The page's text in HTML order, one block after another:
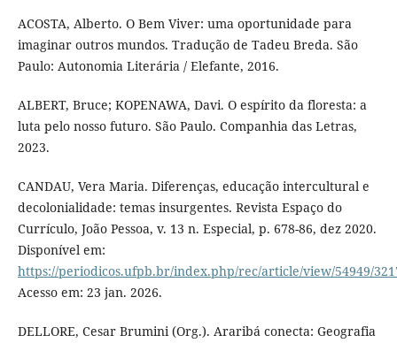
ACOSTA, Alberto. O Bem Viver: uma oportunidade para
imaginar outros mundos. Tradução de Tadeu Breda. São
Paulo: Autonomia Literária / Elefante, 2016.
ALBERT, Bruce; KOPENAWA, Davi. O espírito da floresta: a
luta pelo nosso futuro. São Paulo. Companhia das Letras,
2023.
CANDAU, Vera Maria. Diferenças, educação intercultural e
decolonialidade: temas insurgentes. Revista Espaço do
Currículo, João Pessoa, v. 13 n. Especial, p. 678-86, dez 2020.
Disponível em:
https://periodicos.ufpb.br/index.php/rec/article/view/54949/
Acesso em: 23 jan. 2026.
DELLORE, Cesar Brumini (Org.). Araribá conecta: Geografia